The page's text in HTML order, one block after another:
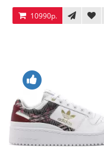
10990р.